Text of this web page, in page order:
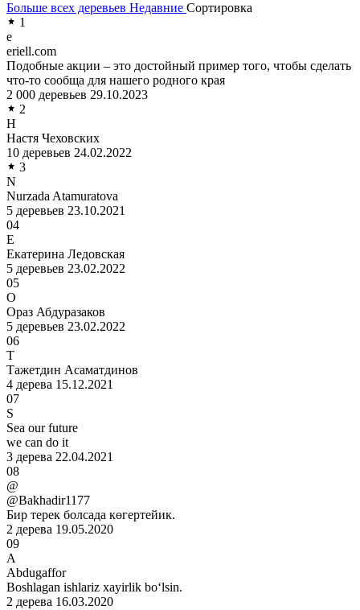
Больше всех деревьев Недавние Сортировка
1
e
eriell.com
Подобные акции – это достойный пример того, чтобы сделать
что-то сообща для нашего родного края
2 000 деревьев 29.10.2023
2
Н
Настя Чеховских
10 деревьев 24.02.2022
3
N
Nurzada Atamuratova
5 деревьев 23.10.2021
04
Е
Екатерина Ледовская
5 деревьев 23.02.2022
05
О
Ораз Абдуразаков
5 деревьев 23.02.2022
06
Т
Тажетдин Асаматдинов
4 дерева 15.12.2021
07
S
Sea our future
we can do it
3 дерева 22.04.2021
08
@
@Bakhadir1177
Бир терек болсада көгертейик.
2 дерева 19.05.2020
09
A
Abdugaffor
Boshlagan ishlariz xayirlik boʻlsin.
2 дерева 16.03.2020